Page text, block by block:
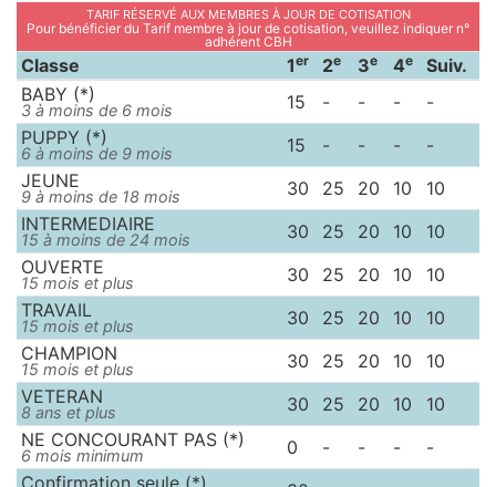
Tarif réservé aux membres à jour de cotisation
Pour bénéficier du Tarif membre à jour de cotisation, veuillez indiquer n°
adhérent CBH
Classe 1er 2e 3e 4e
Suiv.
BABY (*)
3 à moins de 6 mois 15 - - -
-
PUPPY (*)
6 à moins de 9 mois 15 - - -
-
JEUNE
9 à moins de 18 mois 30 25 20 10
10
INTERMEDIAIRE
15 à moins de 24 mois 30 25 20 10
10
OUVERTE
15 mois et plus 30 25 20 10
10
TRAVAIL
15 mois et plus 30 25 20 10
10
CHAMPION
15 mois et plus 30 25 20 10
10
VETERAN
8 ans et plus 30 25 20 10
10
NE CONCOURANT PAS (*)
6 mois minimum 0 - - -
-
Confirmation seule (*)